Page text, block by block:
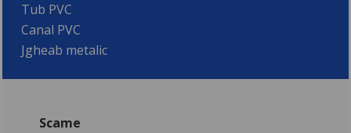
Tub PVC
Canal PVC
Jgheab metalic
Scame